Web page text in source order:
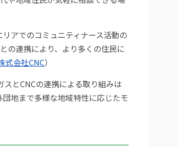
アでのコミュニティナース活動の
の連携により、より多くの住民に
式会社CNC）
とCNCの連携による取り組みは
地まで多様な地域特性に応じたモ